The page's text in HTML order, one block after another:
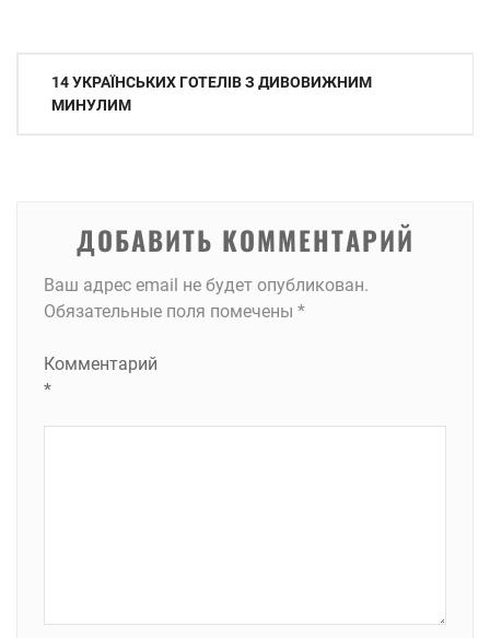
Навигация
14 УКРАЇНСЬКИХ ГОТЕЛІВ З ДИВОВИЖНИМ
МИНУЛИМ
ДОБАВИТЬ КОММЕНТАРИЙ
Ваш адрес email не будет опубликован.
Обязательные поля помечены *
Комментарий
*